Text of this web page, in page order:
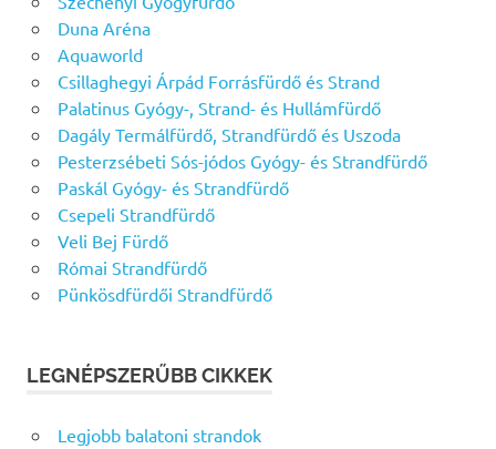
Duna Aréna
Aquaworld
Csillaghegyi Árpád Forrásfürdő és Strand
Palatinus Gyógy-, Strand- és Hullámfürdő
Dagály Termálfürdő, Strandfürdő és Uszoda
Pesterzsébeti Sós-jódos Gyógy- és Strandfürdő
Paskál Gyógy- és Strandfürdő
Csepeli Strandfürdő
Veli Bej Fürdő
Római Strandfürdő
Pünkösdfürdői Strandfürdő
LEGNÉPSZERŰBB CIKKEK
Legjobb balatoni strandok